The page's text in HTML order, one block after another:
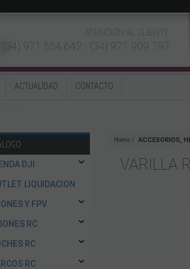
ATENCIÓN AL CLIENTE
(34) 971 554 642 - (34) 971 909 797
ACTUALIDAD CONTACTO
DJI
LIQUIDACION
Y FPV
RC
RC
RC
Home ACCESORIOS,
VARILLA